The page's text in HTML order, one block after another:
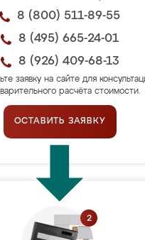
8 (800) 511-89-55
8 (495) 665-24-01
8 (926) 409-68-13
заявку на сайте для
расчёта стоимости.
ОСТАВИТЬ ЗАЯВКУ